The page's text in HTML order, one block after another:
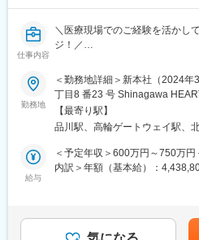
されています。中途入社の社員
環境です。
■教育体制
実施しており、業界知識や業務
ップできる環境です。
■業務について／キャリアパス
どからお任せします。ゆくゆく
クローズに向けた業務やPMI業
志向次第でマネジメントにもチ
仕事内容
＼医療現場でのご経験を活かし
ジ！／
企業～
■業務内容
当社が経営再建を支援する医療
ングを実施。戦略および収益改
ハンズオンで担いつつ、経営参
いただきます。
（財務計画数値を策定・管理す
協業）
勤務地
＜勤務地詳細＞新本社（2024
丁目8 番23 号 Shinagawa HEART 12 階勤務地最寄駅：山手線／
品川駅受動喫煙対策：屋内喫煙
定める事業所（リモートワーク
【最寄り駅】
品川駅、高輪ゲートウェイ駅、
給与
＜予定年収＞600万円～750万
内訳＞年額（基本給）：
＜給与補足＞※年齢・経験・能